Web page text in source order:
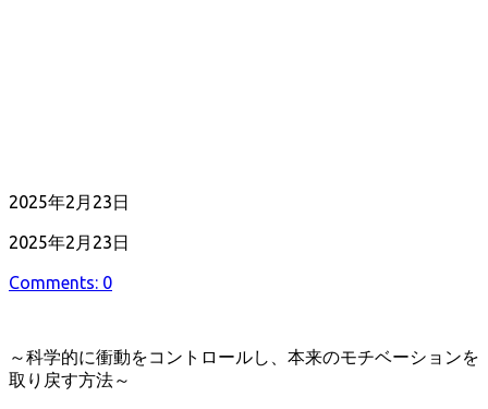
公
日
2025年2月23日
最
更
2025年2月23日
Comments: 0
～科学的に衝動をコントロールし、本来のモチベーションを
取り戻す方法～